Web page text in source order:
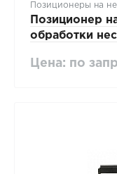
Позиционеры на
Позиционер
обработки
Цена: по